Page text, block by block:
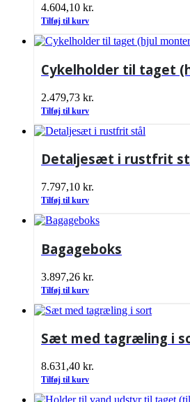
4.604,10 kr.
Tilføj til kurv
Cykelholder til taget
2.479,73 kr.
Tilføj til kurv
Detaljesæt i rustfrit
7.797,10 kr.
Tilføj til kurv
Bagageboks
3.897,26 kr.
Tilføj til kurv
Sæt med tagræling i
8.631,40 kr.
Tilføj til kurv